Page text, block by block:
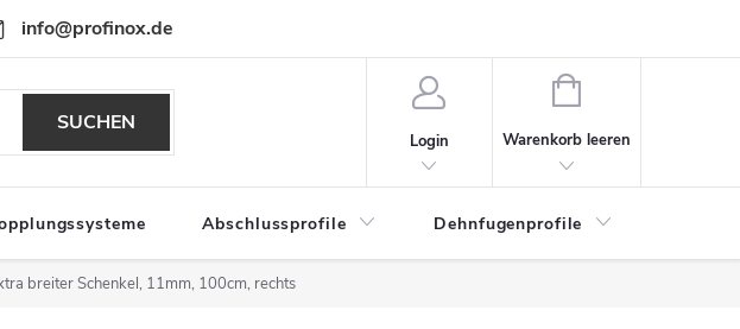
info@profinox.de
SUCHEN
Login
WARENKORB
Warenkorb leeren
Abschlussprofile Dehnfugenprofile
breiter Schenkel, 11mm, 100cm, rechts